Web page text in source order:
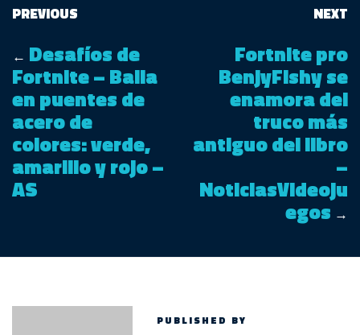
PREVIOUS
← Desafíos de
Fortnite – Baila
en puentes de
acero de
colores: verde,
amarillo y rojo –
AS
NEXT
Fortnite pro
BenjyFishy se
enamora del
truco más
antiguo del libro
–
NoticiasVideoju
egos →
PUBLISHED BY